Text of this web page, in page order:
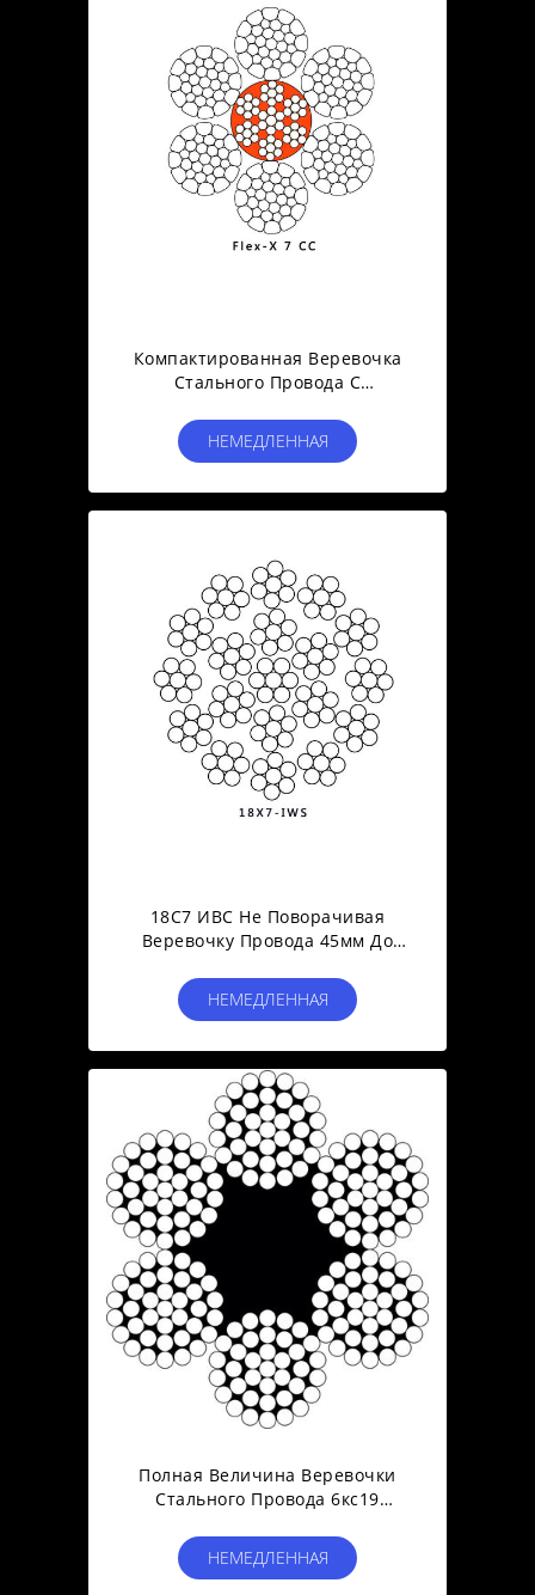
Компактированная Веревочка
Стального Провода С
Стальным Сроком Службы Ядра
Ультра Длинным
НЕМЕДЛЕННАЯ
18С7 ИВС Не Поворачивая
Веревочку Провода 45мм До
Поднимающейся Укосиной
Поднимать И Заграждения
НЕМЕДЛЕННАЯ
Полная Величина Веревочки
Стального Провода 6кс19
Гальванизировала/
УнГальванизед
НЕМЕДЛЕННАЯ